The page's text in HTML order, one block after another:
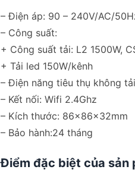
– Điện áp: 90 – 240V/AC/
– Công suất:
+ Công suất tải: L2 1500W,
+ Tải led 150W/kênh
– Điện năng tiêu thụ không
– Kết nối: Wifi 2.4Ghz
– Kích thước: 86x86x32mm
– Bảo hành:24 tháng
Điểm đặc biệt của sản